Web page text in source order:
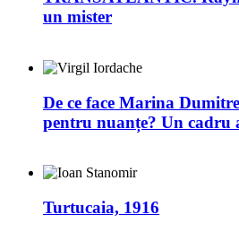
un mister
De ce face Marina
pentru nuanțe? Un cadru
Turtucaia, 1916